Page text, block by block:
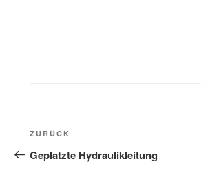
ZURÜCK
Geplatzte Hydraulikleitung